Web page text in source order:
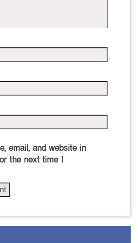
email, and website in
the next time I